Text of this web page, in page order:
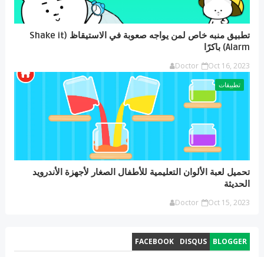
تطبيق منبه خاص لمن يواجه صعوبة في الاستيقاظ (Shake it
Alarm) باكرًا
Doctor Oct 16, 2023
تطبيقات
تحميل لعبة الألوان التعليمية للأطفال الصغار لأجهزة الأندرويد
الحديثة
Doctor Oct 15, 2023
BLOGGER
DISQUS
FACEBOOK